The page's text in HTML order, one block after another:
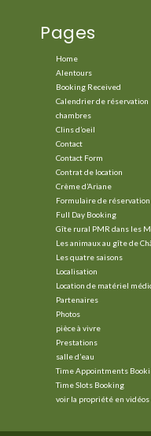
Pages
Home
Alentours
Booking Received
Calendrier de réservation
chambres
Clins d’oeil
Contact
Contact Form
Contrat de location
Crème d’Ariane
Formulaire de réservation
Full Day Booking
Gîte rural PMR dans les
Les animaux au gîte de
Les quatre saisons
Localisation
Location de matériel
Partenaires
Photos
pièce à vivre
Prestations
salle d’eau
Time Appointments
Time Slots Booking
voir la propriété en